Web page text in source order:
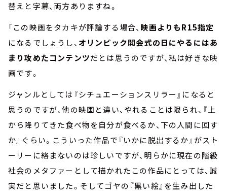
替えと字幕、両方ありますね。
「この映画をタカキが評論する場合、 映画よりもR15指定
になるでしょうし、 オリンピック開会式の日にやるにはあ
まり攻めたコンテンツだとは思うのですが、私は好きな映
画です。
ジャンルとしては『シチュエーションスリラー』になると
思うのですが、他の映画と違い、やれることは限られ、『上
から降りてきた食べ物を自分が食べるか、下の人間に回す
か』ぐらい。こういった作品で『いかに脱出するか』がスト
ーリーに絡まないのは珍しいですが、明らかに現在の階級
社会のメタファーとして描かれたこの作品にとっては、誠
実だと思いました。そしてゴヤの『黒い絵』を生み出した